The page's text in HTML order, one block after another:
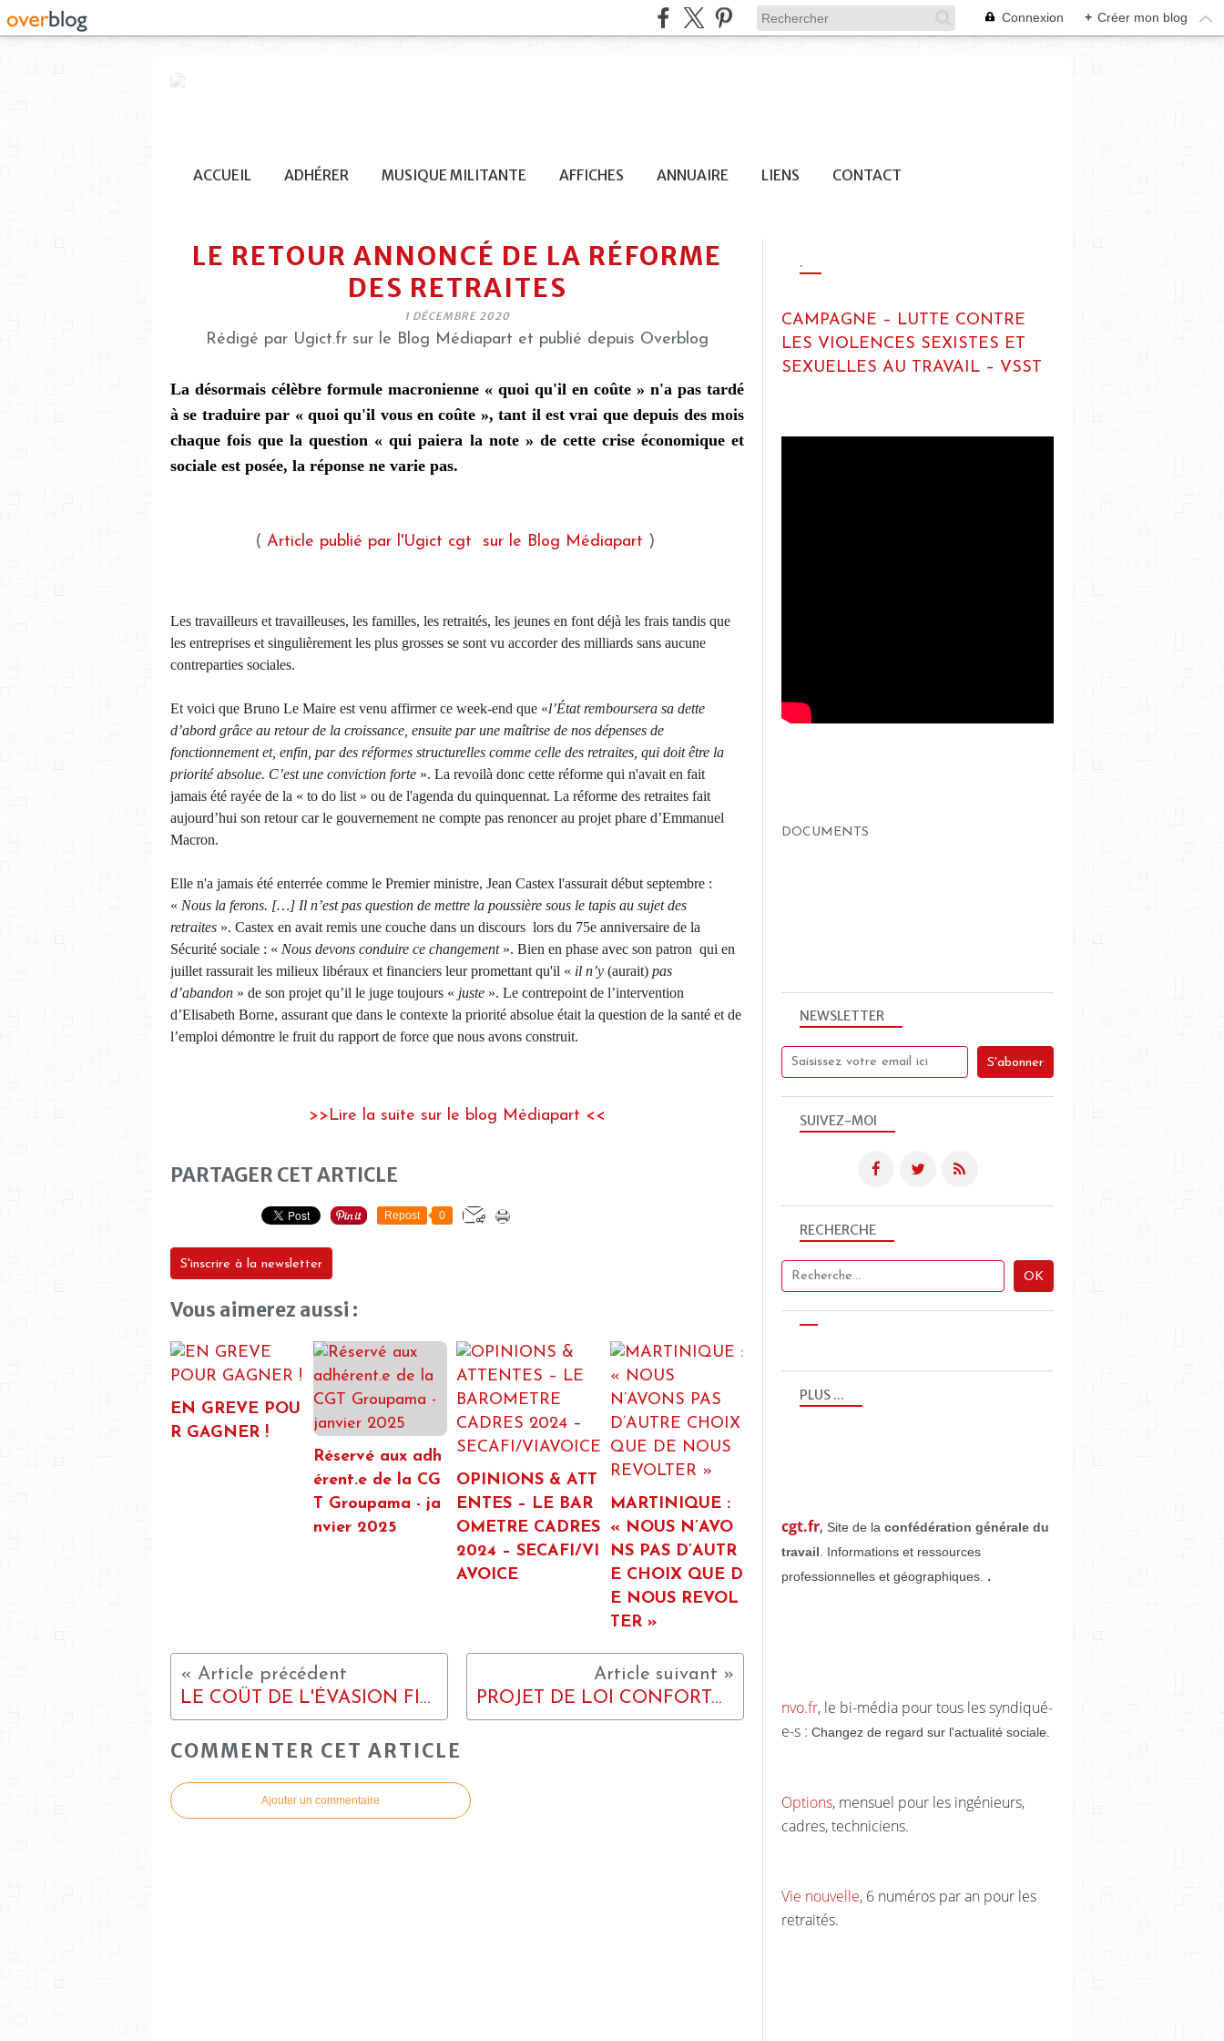
Connexion + Créer mon blog
ACCUEIL ADHÉRER MUSIQUE MILITANTE AFFICHES ANNUAIRE LIENS CONTACT
LE RETOUR ANNONCÉ DE LA RÉFORME
DES RETRAITES
1 DÉCEMBRE 2020
Rédigé par Ugict.fr sur le Blog Médiapart et publié depuis Overblog
La désormais célèbre formule macronienne « quoi qu'il en coûte » n'a pas tardé
à se traduire par « quoi qu'il vous en coûte », tant il est vrai que depuis des mois
chaque fois que la question « qui paiera la note » de cette crise économique et
sociale est posée, la réponse ne varie pas.
( Article publié par l'Ugict cgt sur le Blog Médiapart )
Les travailleurs et travailleuses, les familles, les retraités, les jeunes en font déjà les frais tandis que
les entreprises et singulièrement les plus grosses se sont vu accorder des milliards sans aucune
contreparties sociales.
Et voici que Bruno Le Maire est venu affirmer ce week-end que «l’État remboursera sa dette
d’abord grâce au retour de la croissance, ensuite par une maîtrise de nos dépenses de
fonctionnement et, enfin, par des réformes structurelles comme celle des retraites, qui doit être la
priorité absolue. C’est une conviction forte ». La revoilà donc cette réforme qui n'avait en fait
jamais été rayée de la « to do list » ou de l'agenda du quinquennat. La réforme des retraites fait
aujourd’hui son retour car le gouvernement ne compte pas renoncer au projet phare d’Emmanuel
Macron.
Elle n'a jamais été enterrée comme le Premier ministre, Jean Castex l'assurait début septembre :
« Nous la ferons. […] Il n’est pas question de mettre la poussière sous le tapis au sujet des
retraites ». Castex en avait remis une couche dans un discours lors du 75e anniversaire de la
Sécurité sociale : « Nous devons conduire ce changement ». Bien en phase avec son patron qui en
juillet rassurait les milieux libéraux et financiers leur promettant qu'il « il n’y (aurait) pas
d’abandon » de son projet qu’il le juge toujours « juste ». Le contrepoint de l’intervention
d’Elisabeth Borne, assurant que dans le contexte la priorité absolue était la question de la santé et de
l’emploi démontre le fruit du rapport de force que nous avons construit.
>>Lire la suite sur le blog Médiapart <<
PARTAGER CET ARTICLE
Repost 0
S'inscrire à la newsletter
Vous aimerez aussi :
EN GREVE POU
R GAGNER !
Réservé aux adh
érent.e de la CG
T Groupama - ja
nvier 2025
OPINIONS & ATT
ENTES – LE BAR
OMETRE CADRES
2024 – SECAFI/VI
AVOICE
MARTINIQUE :
« NOUS N’AVO
NS PAS D’AUTR
E CHOIX QUE D
E NOUS REVOL
TER »
LE COÛT DE L'ÉVASION FISCALE S'ÉLÈVE À 17 MILLIARDS D'EUROS PROJET DE LOI CONFORTANT LES PRINCIPES RÉPUBLICAINS : LA LIBERTÉ DE CONSCIENCE MENACÉE
COMMENTER CET ARTICLE
Ajouter un commentaire
NEWSLETTER
SUIVEZ-MOI
RECHERCHE
.
CAMPAGNE – LUTTE CONTRE
LES VIOLENCES SEXISTES ET
SEXUELLES AU TRAVAIL – VSST
DOCUMENTS
PLUS ...
cgt.fr, Site de la confédération générale du
travail . Informations et ressources
professionnelles et géographiques. .
nvo.fr, le bi-média pour tous les syndiqué-
e-s : Changez de regard sur l'actualité sociale.
Options, mensuel pour les ingénieurs,
cadres, techniciens.
Vie nouvelle, 6 numéros par an pour les
retraités.